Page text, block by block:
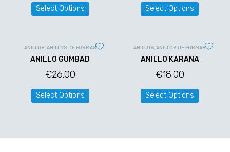
Select Options Select Options
ANILLOS, ANILLOS DE FORMAS
ANILLO GUMBAD
€26.00
Select Options
ANILLOS,ANILLOS DE FORMAS
ANILLO KARANA
€18.00
Select Options